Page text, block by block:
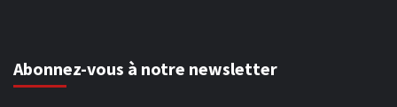
Abonnez-vous à notre newsletter